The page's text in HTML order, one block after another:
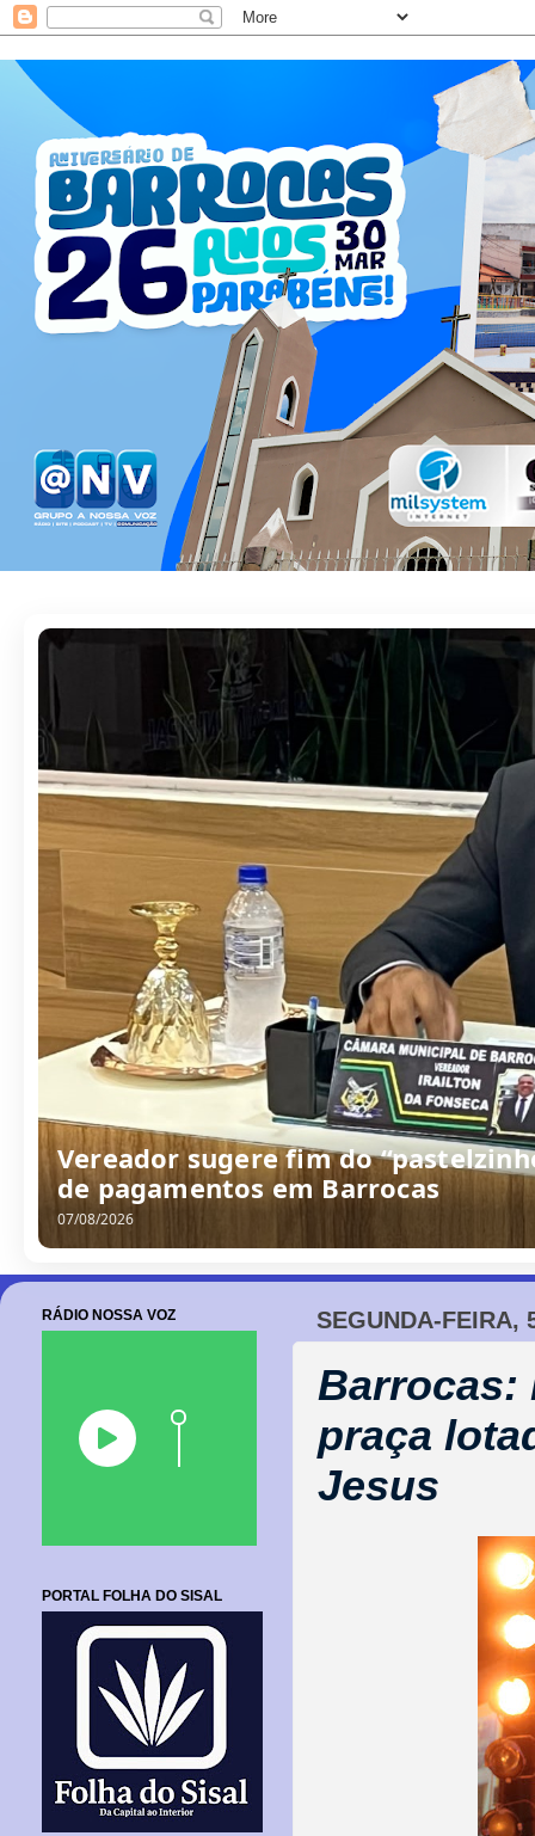
Vereador sugere fim do
de pagamentos em Barrocas
07/08/2026
SEGUNDA-FEIRA,
Barrocas:
praça
Jesus
RÁDIO NOSSA VOZ
PORTAL FOLHA DO SISAL